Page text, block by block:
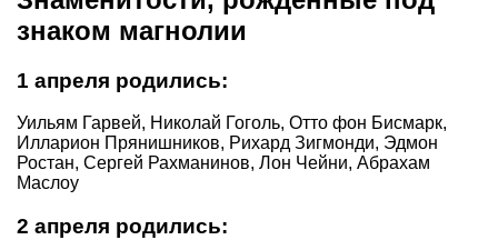
знаком магнолии
1 апреля родились:
Уильям Гарвей, Николай Гоголь, Отто фон Бисмарк,
Илларион Прянишников, Рихард Зигмонди, Эдмон
Ростан, Сергей Рахманинов, Лон Чейни, Абрахам
Маслоу
2 апреля родились: